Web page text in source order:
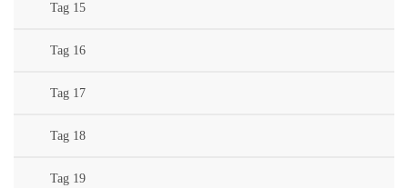
Tag 15
Tag 16
Tag 17
Tag 18
Tag 19